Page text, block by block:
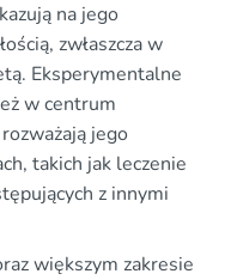
na jego
zwłaszcza w
Eksperymentalne
w centrum
jego
takich jak leczenie
z innymi
większym zakresie